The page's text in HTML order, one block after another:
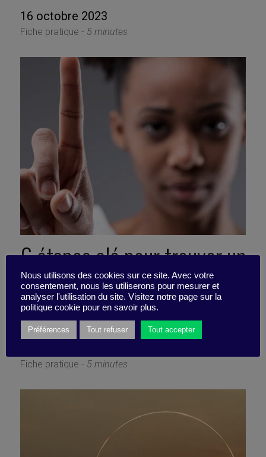
16 octobre 2023
Fiche pratique - 5 minutes
6 étapes clé pour trouver un
sponsor (et travailler votre
présence)
Fiche pratique - 5 minutes
Nous utilisons des cookies sur ce site. Avec votre
consentement, nous les utiliserons pour mesurer et
analyser l'utilisation du site. Visitez notre page sur la
politique cookie pour en savoir plus.
Préférences Tout refuser Tout accepter